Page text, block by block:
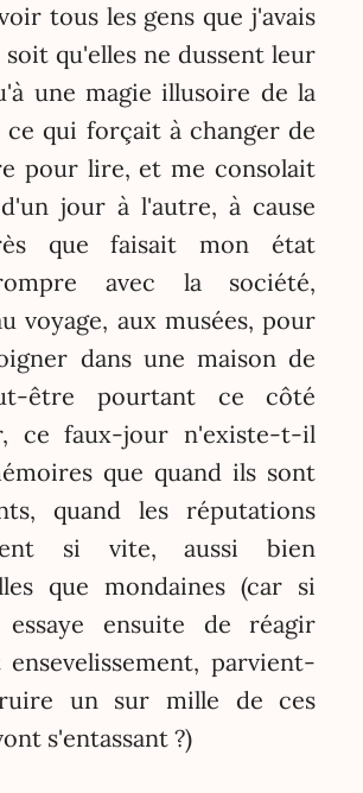
tous les gens que j'avais
soit qu'elles ne dussent leur
une magie illusoire de la
qui forçait à changer de
pour lire, et me consolait
jour à l'autre, à cause
que faisait mon état
avec la société,
voyage, aux musées, pour
dans une maison de
être pourtant ce côté
ce faux-jour n'existe-t-il
que quand ils sont
quand les réputations
si vite, aussi bien
que mondaines (car si
ensuite de réagir
parvient-
un sur mille de ces
s'entassant ?)